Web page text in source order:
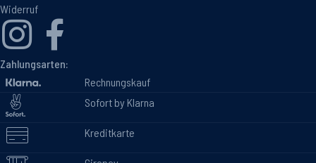
Widerruf
Zahlungsarten:
Rechnungskauf
Sofort by Klarna
Kreditkarte